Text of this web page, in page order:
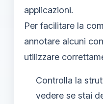
applicazioni.
Per facilitare la
annotare alcuni
utilizzare
Controlla la
vedere se stai